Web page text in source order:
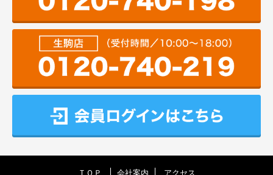
ＴＯＰ 会社案内 アクセス